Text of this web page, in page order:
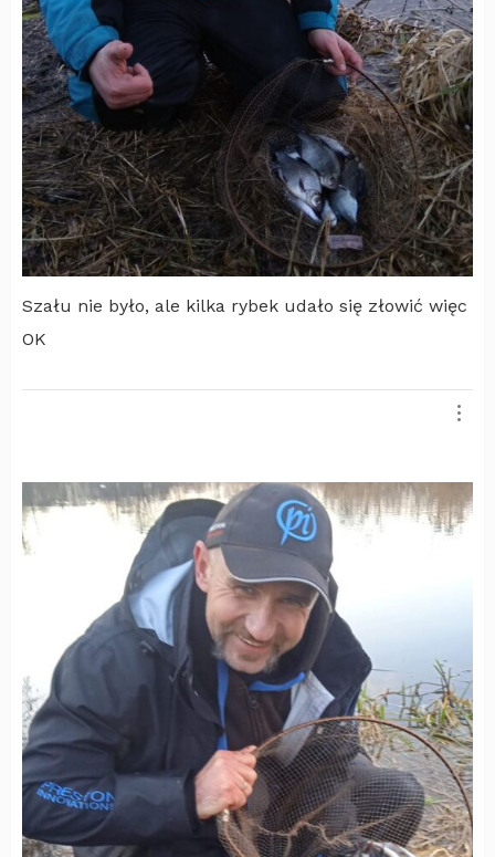
Szału nie było, ale kilka rybek udało się złowić więc
OK